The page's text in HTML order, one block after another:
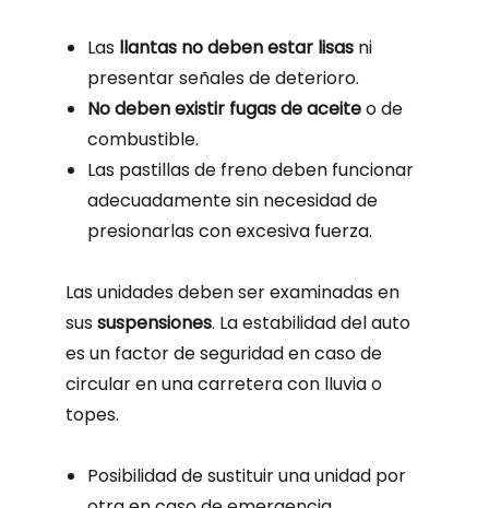
Las llantas no deben estar lisasni
presentar señales de deterioro.
No deben existir fugas de aceiteo de
combustible.
Las pastillas de freno deben funcionar
adecuadamente sin necesidad de
presionarlas con excesiva fuerza.
Las unidades deben ser examinadas en
sussuspensiones. La estabilidad del auto
es un factor de seguridad en caso de
circular en una carretera con lluvia o
topes.
Posibilidad de sustituir una unidad por